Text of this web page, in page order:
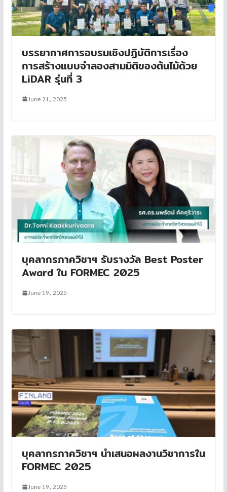
บรรยากาศการอบรมเชิงปฏิบัติการเรื่อง
การสร้างแบบจำลองสามมิติของต้นไม้ด้วย
LiDAR รุ่นที่ 3
June 21, 2025
บุคลากรภาควิชาฯ รับรางวัล Best Poster
Award ใน FORMEC 2025
June 19, 2025
บุคลากรภาควิชาฯ นำเสนอผลงานวิชาการใน
FORMEC 2025
June 19, 2025